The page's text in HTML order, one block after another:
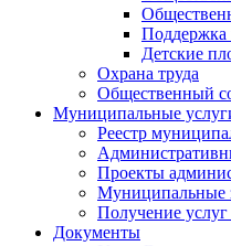
Поддержка
Детские
Охрана труда
Общественный
Муниципальные
Реестр
Проекты
Муниципальные
Получение услуг
Документы